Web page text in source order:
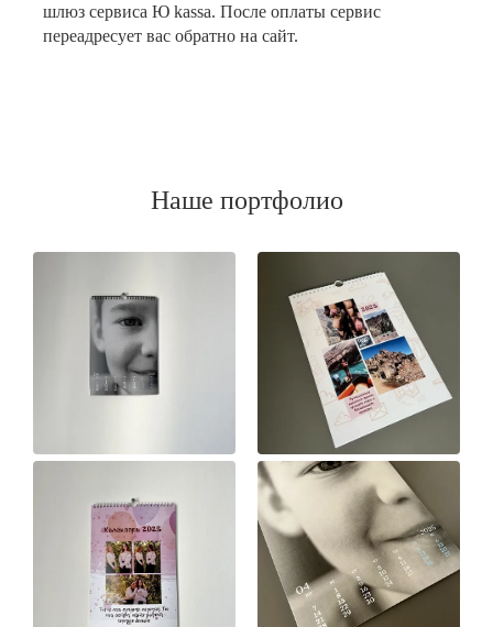
шлюз сервиса Ю kassa. После оплаты сервис
переадресует вас обратно на сайт.
Наше портфолио